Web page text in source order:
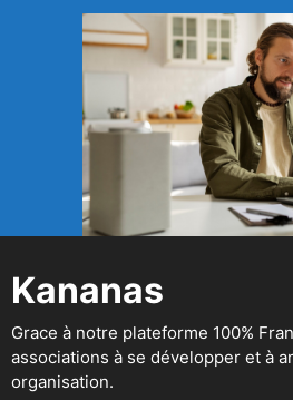
Kananas
Grace à notre plateforme 100%
associations à se développer et à
organisation.